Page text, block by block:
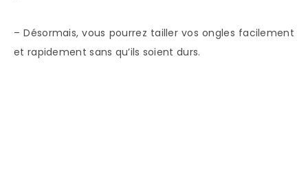
– Désormais, vous pourrez tailler vos ongles facilement
et rapidement sans qu’ils soient durs.